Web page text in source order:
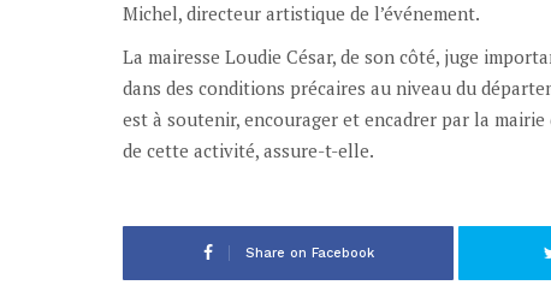
Michel, directeur artistique de l’événement.
La mairesse Loudie César, de son côté, juge
dans des conditions précaires au niveau du
est à soutenir, encourager et encadrer par la
de cette activité, assure-t-elle.
Share on Facebook